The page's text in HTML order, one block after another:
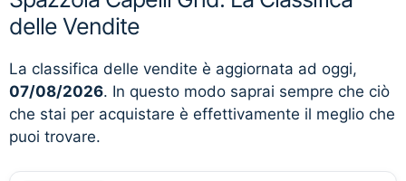
delle Vendite
La classifica delle vendite è aggiornata ad oggi,
07/08/2026. In questo modo saprai sempre che ciò
che stai per acquistare è effettivamente il meglio che
puoi trovare.